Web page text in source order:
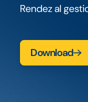
Rendez al
Download